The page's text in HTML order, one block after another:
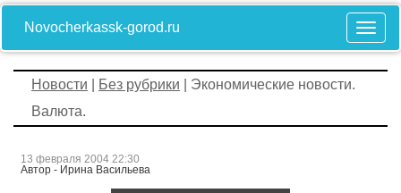
Novocherkassk-gorod.ru
Новости Без рубрики | Экономические новости.
Валюта.
13 февраля 2004 22:30
Автор - Ирина Васильева